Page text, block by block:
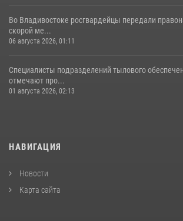
Во Владивостоке росгвардейцы передали
скорой ме...
06 августа 2026, 01:11
Специалисты подразделений тылового
отмечают про...
01 августа 2026, 02:13
НАВИГАЦИЯ
Новости
Карта сайта